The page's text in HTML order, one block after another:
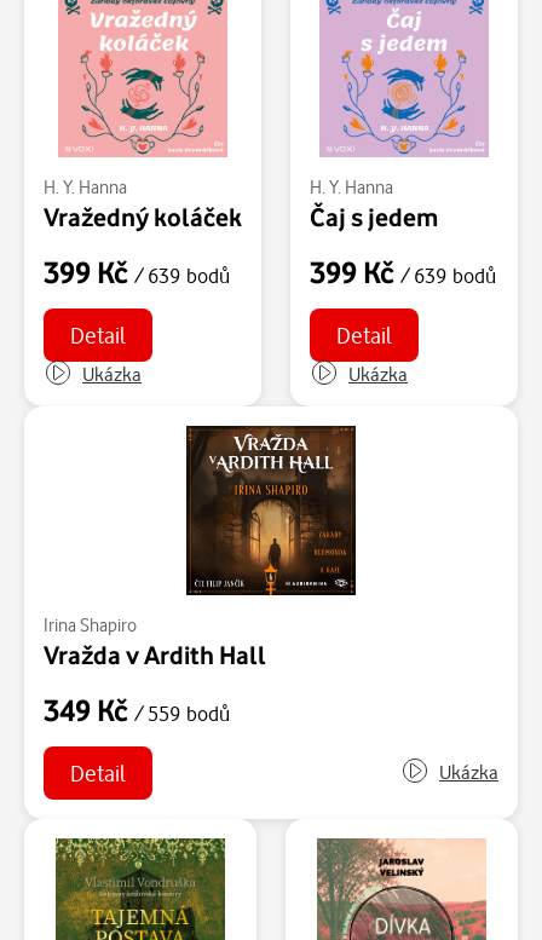
H. Y. Hanna
Vražedný koláček
399 Kč / 639 bodů
Detail
Ukázka
H. Y. Hanna
Čaj s jedem
399 Kč / 639 bodů
Detail
Ukázka
Irina Shapiro
Vražda v Ardith Hall
349 Kč / 559 bodů
Detail Ukázka